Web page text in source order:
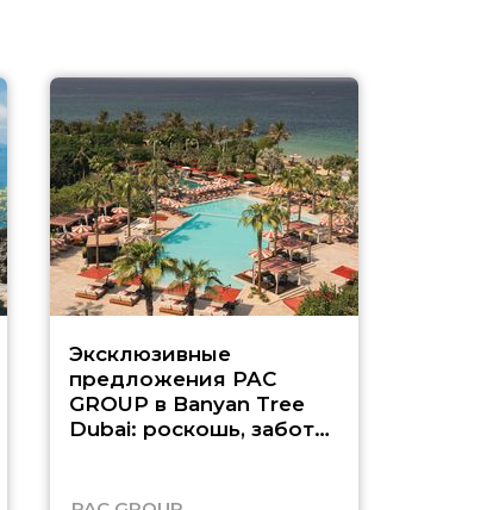
Эксклюзивные
предложения PAC
GROUP в Banyan Tree
Dubai: роскошь, забота